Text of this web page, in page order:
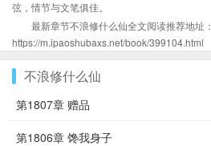
弦，情节与文笔俱佳。
最新章节不浪修什么仙全文阅读推荐地址：
https://m.ipaoshubaxs.net/book/399104.html
不浪修什么仙
第1807章 赠品
第1806章 馋我身子